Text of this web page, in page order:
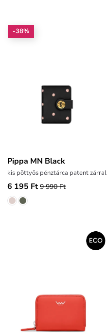
-38%
Pippa MN Black
kis pöttyös pénztárca patent zárral
6 195 Ft 9 990 Ft